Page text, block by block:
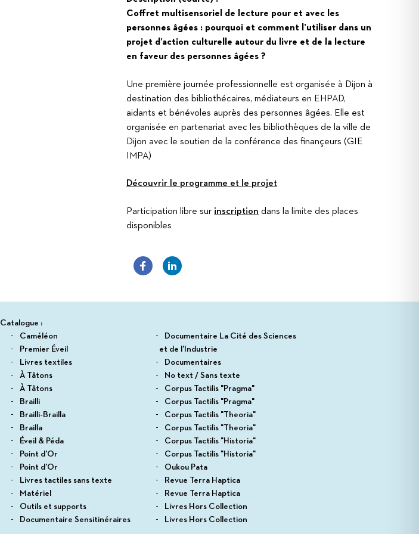
Coffret multisensoriel de lecture pour et avec les
personnes âgées : pourquoi et comment l’utiliser dans un
projet d’action culturelle autour du livre et de la lecture
en faveur des personnes âgées ?
Une première journée professionnelle est organisée à Dijon à
destination des bibliothécaires, médiateurs en EHPAD,
aidants et bénévoles auprès des personnes âgées. Elle est
organisée en partenariat avec les bibliothèques de la ville de
Dijon avec le soutien de la conférence des finançeurs (GIE
IMPA)
Découvrir le programme et le projet
Participation libre sur inscription dans la limite des places
disponibles
Catalogue :
Caméléon
Premier Éveil
Livres textiles
À Tâtons
À Tâtons
Brailli
Brailli-Brailla
Brailla
Éveil & Péda
Point d'Or
Point d'Or
Livres tactiles sans texte
Matériel
Outils et supports
Documentaire Sensitinéraires
Documentaire La Cité des Sciences
et de l'Industrie
Documentaires
No text / Sans texte
Corpus Tactilis "Pragma"
Corpus Tactilis "Pragma"
Corpus Tactilis "Theoria"
Corpus Tactilis "Theoria"
Corpus Tactilis "Historia"
Corpus Tactilis "Historia"
Oukou Pata
Revue Terra Haptica
Revue Terra Haptica
Livres Hors Collection
Livres Hors Collection